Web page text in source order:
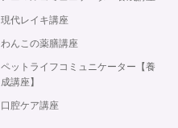
現代レイキ講座
わんこの薬膳講座
ペットライフコミュニケーター【養
成講座】
口腔ケア講座